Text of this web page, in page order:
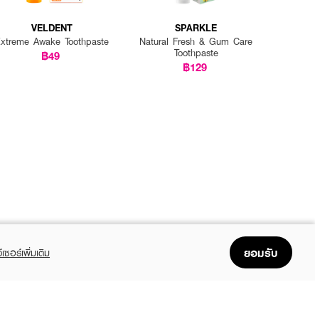
VELDENT
Awake Toothpaste
฿49
SPARKLE
Natural Fresh & Gum Care
Toothpaste
฿129
ซอร์เพิ่มเติม ยอมรับ